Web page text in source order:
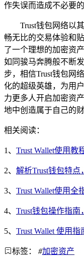
作失误而造成不必要的
Trust钱包网络以
畅无比的交易体验和
了一个理想的加密资
如同骏马奔腾般不断
步，相信Trust钱包网
化的超级英雄，为用
力更多人开启加密资
地中创造属于自己的财
相关阅读：
1、 Trust Wallet使用
2、 解析Trust钱包特
3、 Trust Wallet使用
4、 Trust钱包操作指
5、 Trust Wallet 使用
标签： #加密资产